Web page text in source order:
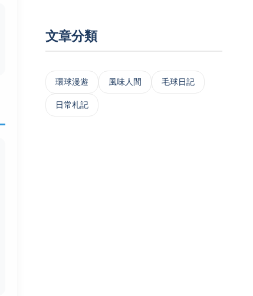
文章分類
‌環球漫遊 風味人間 毛球日記
日常札記